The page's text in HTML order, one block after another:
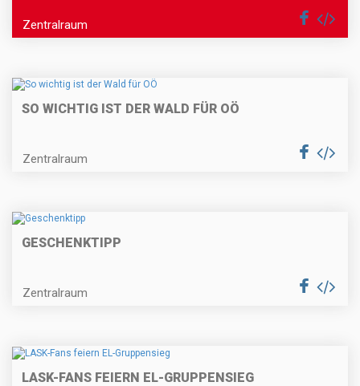
Zentralraum
SO WICHTIG IST DER WALD FÜR OÖ
Zentralraum
GESCHENKTIPP
Zentralraum
LASK-FANS FEIERN EL-GRUPPENSIEG